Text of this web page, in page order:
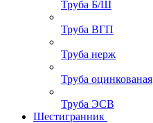
Труба Б/Ш
Труба ВГП
Труба нерж
Труба оцинкованая
Труба ЭСВ
Шестигранник